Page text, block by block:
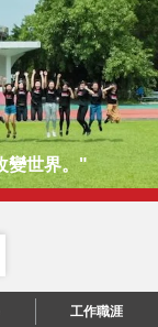
工作職涯
變世界。"